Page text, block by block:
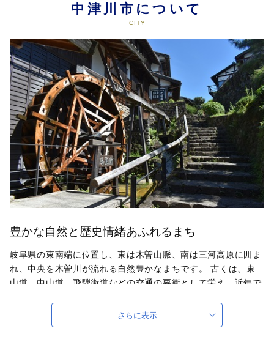
中津川市について
豊かな自然と歴史情緒あふれるまち
岐阜県の東南端に位置し、東は木曽山脈、南は三河高原に囲ま
れ、中央を木曽川が流れる自然豊かなまちです。 古くは、東
山道、中山道、飛騨街道などの交通の要衝として栄え、近年で
した。 一方、豊かな自然環境のなかで産出される東濃桧は、
伊勢神宮の式年遷宮で御神木として使用されるほど有名です。
さらに表示